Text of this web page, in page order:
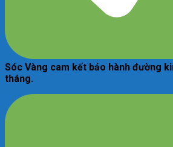
Sóc Vàng cam kết bảo hành đường
tháng.